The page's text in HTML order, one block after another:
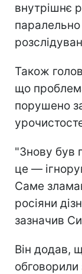
внутрішнє
Також
що
порушено
"Знову був
це —
Саме
росіяни
зазначив
Він додав,
обговорили